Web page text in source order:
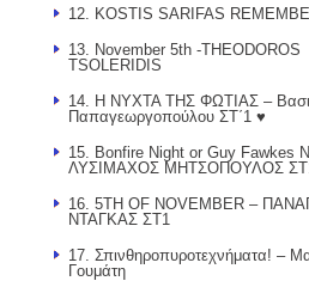
12. KOSTIS SARIFAS
13. November 5th -THEODOROS
TSOLERIDIS
14. Η ΝΥΧΤΑ ΤΗΣ ΦΩΤΙΑΣ –
Παπαγεωργοπούλου ΣΤ΄1 ♥
15. Bonfire Night or Guy Fawkes
ΛΥΣΙΜΑΧΟΣ ΜΗΤΣΟΠΟΥΛΟΣ
16. 5TH OF NOVEMBER –
ΝΤΑΓΚΑΣ ΣΤ1
17. Σπινθηροπυροτεχνήματα! –
Γουμάτη